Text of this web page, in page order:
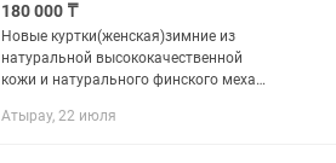
180 000 ₸
Новые куртки(женская)зимние из
натуральной высококачественной
кожи и натурального финского меха
Атырау, 22 июля